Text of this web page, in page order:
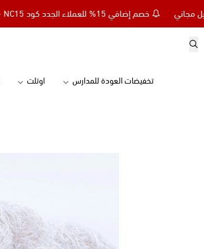
خصم إضافي 15% للعملاء الجدد كود NC15 - تسوق بقيمة 299 ريال وأحصل على توصيل مجاني
تخفيضات العودة للمدارس اوتلت